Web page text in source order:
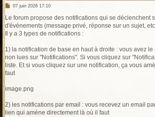
M
s
s
a
g
e
07 juin 2026 17:10
Le forum propose des notifications qui se déclenchent
d'événements (message privé, réponse sur un sujet,
Il y a 3 types de notifications :
1) la notification de base en haut à droite : vous avez
non lues sur "Notifications". Si vous cliquez sur
liste. Et si vous cliquez sur une notification, ça vous
faut
image.png
2) les notifications par email : vous recevez un email
lien qui amène directement là où il faut